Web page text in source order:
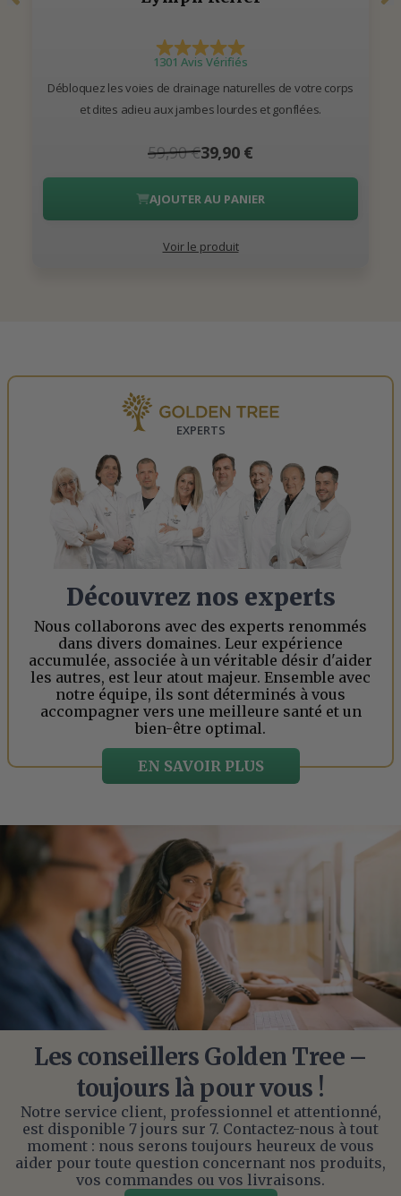
1301 Avis Vérifiés
Débloquez les voies de drainage naturelles de votre corps
et dites adieu aux jambes lourdes et gonflées.
59,90 €39,90 €
AJOUTER AU PANIER
Voir le produit
EXPERTS
Découvrez nos experts
Nous collaborons avec des experts renommés
dans divers domaines. Leur expérience
accumulée, associée à un véritable désir d'aider
les autres, est leur atout majeur. Ensemble avec
notre équipe, ils sont déterminés à vous
accompagner vers une meilleure santé et un
bien-être optimal.
EN SAVOIR PLUS
Les conseillers Golden Tree –
toujours là pour vous !
Notre service client, professionnel et attentionné,
est disponible 7 jours sur 7. Contactez-nous à tout
moment : nous serons toujours heureux de vous
aider pour toute question concernant nos produits,
vos commandes ou vos livraisons.